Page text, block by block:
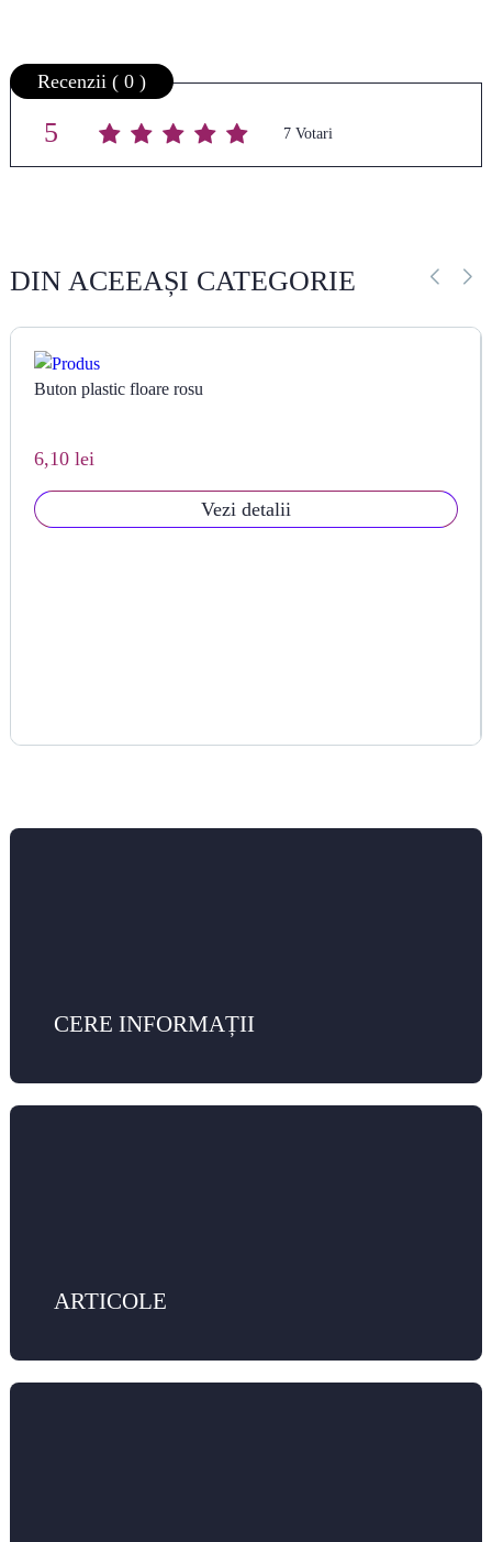
Average rating
5 / 5. Vote count:
7
Recenzii ( 0 )
DIN ACEEAȘI CATEGORIE
Buton plastic floare rosu
6,10 lei
Vezi detalii
CERE INFORMAȚII
ARTICOLE